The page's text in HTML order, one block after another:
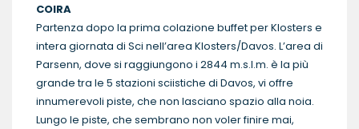
COIRA
Partenza dopo la prima colazione buffet per Klosters e
intera giornata di Sci nell’area Klosters/Davos. L’area di
Parsenn, dove si raggiungono i 2844 m.s.l.m. è la più
grande tra le 5 stazioni sciistiche di Davos, vi offre
innumerevoli piste, che non lasciano spazio alla noia.
Lungo le piste, che sembrano non voler finire mai,